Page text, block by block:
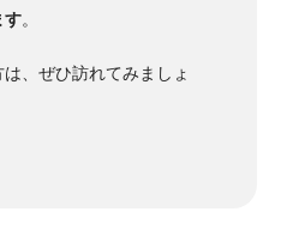
す。
、ぜひ訪れてみましょ